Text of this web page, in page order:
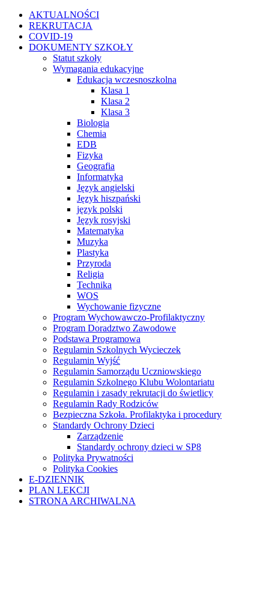
Przejdź
zawartości
Facebook
Instagram
WhatsApp
Twitter
YouTubeAKTUALNOŚCI
REKRUTACJA
COVID-19
DOKUMENTY SZKOŁY
Statut szkoły
Wymagania edukacyjne
Edukacja wczesnoszkolna
Klasa 1
Klasa 2
Klasa 3
Biologia
Chemia
EDB
Fizyka
Geografia
Informatyka
Język angielski
Język hiszpański
język polski
Język rosyjski
Matematyka
Muzyka
Plastyka
Przyroda
Religia
Technika
WOS
Wychowanie fizyczne
Program Wychowawczo-Profilaktyczny
Program Doradztwo Zawodowe
Podstawa Programowa
Regulamin Szkolnych Wycieczek
Regulamin Wyjść
Regulamin Samorządu Uczniowskiego
Regulamin Szkolnego Klubu Wolontariatu
Regulamin i zasady rekrutacji do świetlicy
Regulamin Rady Rodziców
Bezpieczna Szkoła. Profilaktyka i procedury
Standardy Ochrony Dzieci
Zarządzenie
Standardy ochrony dzieci w SP8
Polityka Prywatności
Polityka Cookies
E-DZIENNIK
PLAN LEKCJI
STRONA ARCHIWALNA